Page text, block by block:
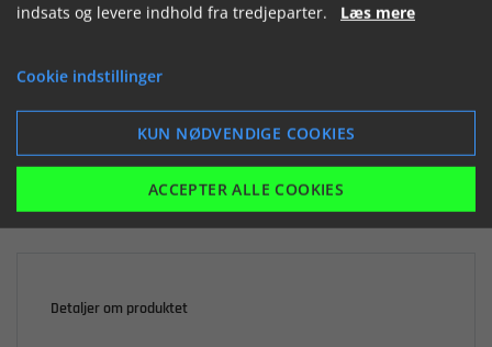
73,45 kr.inkl. moms
Detaljer om produktet
indsats og levere indhold fra tredjeparter. Læs mere
Cookie indstillinger
KUN NØDVENDIGE COOKIES
ACCEPTER ALLE COOKIES